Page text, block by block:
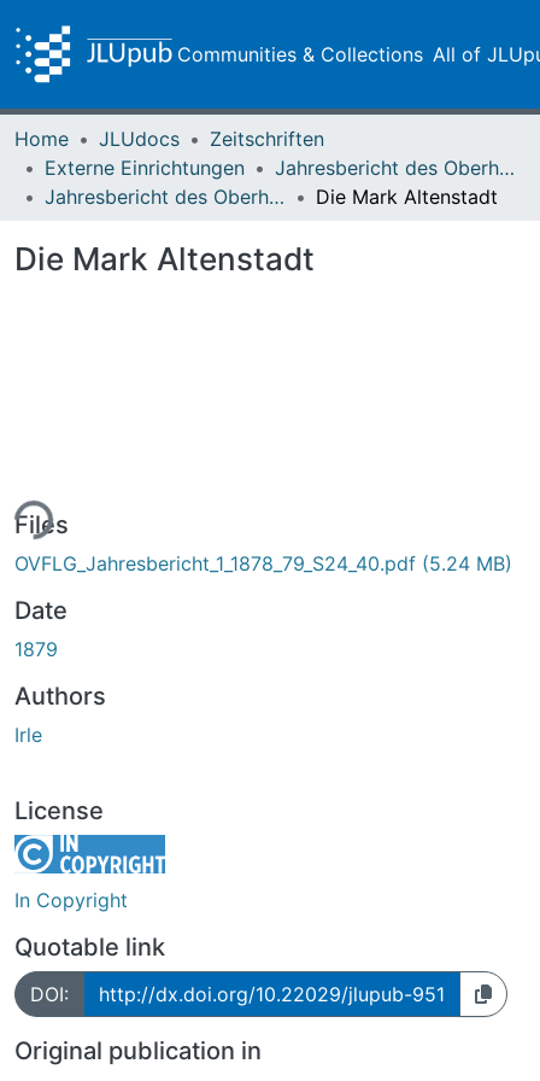
Communities & Collections All of
Home JLUdocs
Zeitschriften
Externe Einrichtungen
Jahresbericht des Oberhessischen Vereins für Localgeschichte
Jahresbericht des Oberhessischen Vereins für Localgeschichte 1 (1878-1879)
Die Mark Altenstadt
Die Mark Altenstadt
Files
OVFLG_Jahresbericht_1_1878_79_S24_40.pdf (5.24 MB)
Date
1879
Authors
Irle
License
In Copyright
Quotable link
DOI: http://dx.doi.org/10.22029/jlupub-951
Original publication in